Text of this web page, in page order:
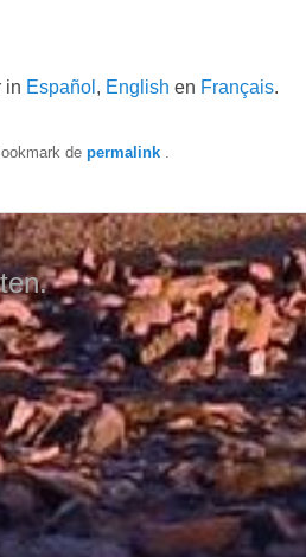
in Español , English en Français.
de permalink